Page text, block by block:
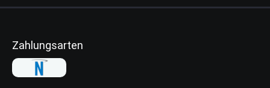
Zahlungsarten